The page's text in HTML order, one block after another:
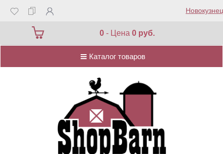
0 - Цена0 руб.
Каталог товаров
Каталог товаров